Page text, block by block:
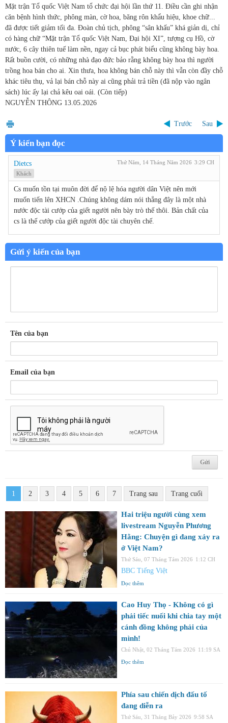
Mặt trận Tổ quốc Việt Nam tổ chức đại hội lần thứ 11. Điều cần ghi nhận
căn bệnh hình thức, phông màn, cờ hoa, băng rôn khẩu hiệu, khoe chữ...
đã được tiết giảm tối đa. Đoàn chủ tịch, phông “sân khấu” khá giản dị, chỉ
có hàng chữ “Mặt trận Tổ quốc Việt Nam, Đại hội XI”, tượng cụ Hồ, cờ
nước, 6 cây thiên tuế làm nền, ngay cả bục phát biểu cũng không bày hoa.
Rất buồn cười, có những nhà đạo đức bảo rằng không bày hoa thì người
trồng hoa bán cho ai. Xin thưa, hoa không bán chỗ này thì vẫn còn đầy chỗ
khác tiêu thụ, vả lại bán chỗ này ai cũng phải trả tiền (đã nộp vào ngân
sách) lúc ấy lại chả kêu oai oái. (Còn tiếp)
NGUYỄN THÔNG 13.05.2026
Trước Sau
Ý kiến bạn đọc
Thứ Năm, 14 Tháng Năm 2026 3:29 CH
Dietcs
Khách
Cs muốn tồn tại muôn đời để nộ lệ hóa người dân Việt nên mới
muốn tiến lên XHCN .Chúng không dám nói thẳng đây là một nhà
nước độc tài cướp của giết người nên bày trò thế thôi. Bản chất của
cs là thế cướp của giết người độc tài chuyên chế.
Gửi ý kiến của bạn
Tên của bạn
Email của bạn
1 2 3 4 5 6 7 Trang sau Trang cuối
Hai triệu người cùng xem
livestream Nguyễn Phương
Hằng: Chuyện gì đang xảy ra
ở Việt Nam?
Thứ Sáu, 07 Tháng Tám 2026 1:12 CH
BBC Tiếng Việt
Đọc thêm
Cao Huy Thọ - Không có gì
phải tiếc nuối khi chia tay một
cánh đồng không phải của
mình!
Chủ Nhật, 02 Tháng Tám 2026 11:19 SA
Đọc thêm
Phía sau chiến dịch đấu tố
đang diễn ra
Thứ Sáu, 31 Tháng Bảy 2026 9:58 SA